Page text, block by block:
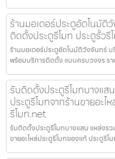
ร้านมอเตอร์ประตูอัตโนมัติ
ติดตั้งประตูรีโมท ประตูรั้วรี
ร้านมอเตอร์ประตูอัตโนมัติวังจันทร์ บ
พร้อมบริการติดตั้ง แบบครบวงจร รา
รับติดตั้งประตูรีโมทบางแส
ประตูรีโมทจากร้านขายอะไ
รีโมท.net
รับติดตั้งประตูรีโมทบางแสน แหล่งรว
ขายอะไหล่ประตูรีโมทของแท้ ประตูรี